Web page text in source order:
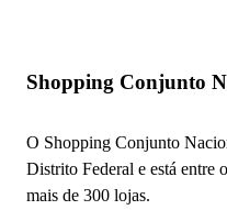
Pontão do Lago Sul
JK Shopping
Shopping Conjunto
O Shopping Conjunto
Distrito Federal e está entre
mais de 300 lojas.